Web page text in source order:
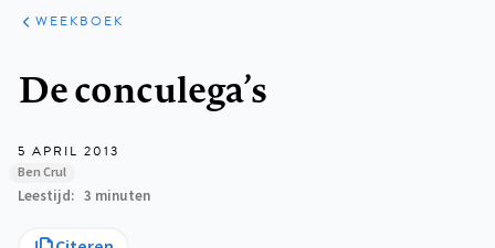
ARTIKELEN
VARIA
WEEKBOEK
De conculega’s
5 APRIL 2013
Ben Crul
Leestijd 3 minuten